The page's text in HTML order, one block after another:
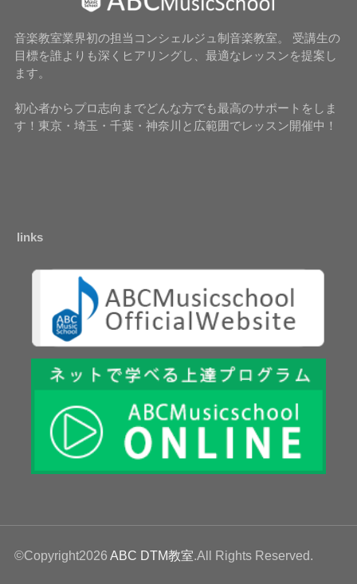
音楽教室業界初の担当コンシェルジュ制音楽教室。 受講生の
目標を誰よりも深くヒアリングし、最適なレッスンを提案し
ます。
初心者からプロ志向までどんな方でも最高のサポートをしま
す！東京・埼玉・千葉・神奈川と広範囲でレッスン開催中！
links
©Copyright2026 ABC DTM教室.All Rights Reserved.